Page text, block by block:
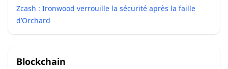
Zcash : Ironwood verrouille la sécurité après la faille
d’Orchard
Blockchain